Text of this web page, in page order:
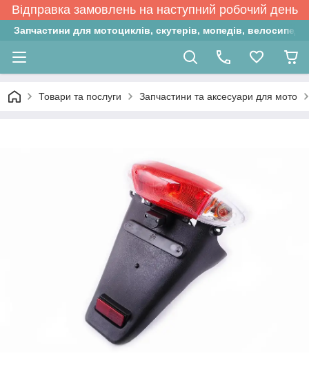
Відправка замовлень на наступний робочий день
Запчастини для мотоциклів, скутерів, мопедів,
Товари та послуги Запчастини та аксесуари для мото